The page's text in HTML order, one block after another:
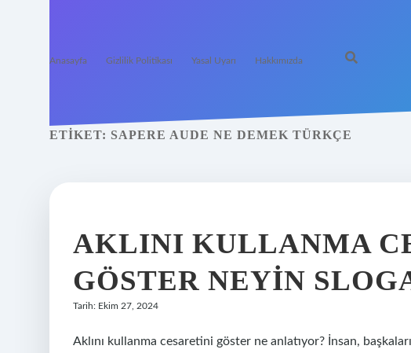
Anasayfa Gizlilik Politikası Yasal Uyarı Hakkımızda
ETIKET: SAPERE AUDE NE DEMEK TÜRKÇE
AKLINI KULLANMA
GÖSTER NEYIN
Tarih: Ekim 27, 2024
Aklını kullanma cesaretini göster ne anlatıyor? İnsan,